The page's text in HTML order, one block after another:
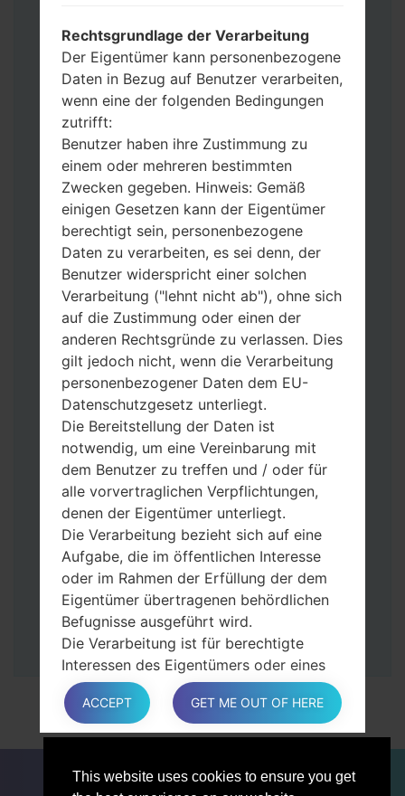
This website uses cookies to ensure you get
Wenn Sie das Telefon flashen und auf die
Werkseinstellungen zurücksetzen
möchten, wählen Sie CSC_***, in einem
anderen Fall wählen Sie HOME_CSC_***
um Ihre Daten zu speichern.
Jetzt schalten Sie das Gerät aus und
aktivieren Sie Download-Modus. Alle
Methoden, wie es geht:
Halten Sie die Power-, Lautstärke- und
Bixbi- Tasten gedrückt.
Halten Sie Lauter- und Leiser-Tasten
gedrückt. Schließen Sie das Telefon mit
einem USB-Kabel an den PC an.
Halten Sie die Power-, Lauter- und
Home-Tasten gedrückt.
Schließen Sie das USB-Kabel an und
halten Sie die Leiser- und Bixbi-Tasten
gedrückt.
Halten Sie die Power- und Lauter-
Tasten gedrückt.
Dann schließen Sie das Telefon an den PC
an, das Programm Odin erkennt Ihr Gerät
und „COM port number“ wird auf dem
Bildschirm angezeigt.
Geben Sie nur die „F. Reset”-Zeit und
„Auto-Rebot“ an.
Zum Schluss klicken Sie „Start“-Taste auf.
Ihr Gerät wird neu gestartet und von PC
getrennt.
Rechtsgrundlage der Verarbeitung
Der Eigentümer kann personenbezogene
Daten in Bezug auf Benutzer verarbeiten,
wenn eine der folgenden Bedingungen
zutrifft:
Benutzer haben ihre Zustimmung zu
einem oder mehreren bestimmten
Zwecken gegeben. Hinweis: Gemäß
einigen Gesetzen kann der Eigentümer
berechtigt sein, personenbezogene
Daten zu verarbeiten, es sei denn, der
Benutzer widerspricht einer solchen
Verarbeitung ("lehnt nicht ab"), ohne sich
auf die Zustimmung oder einen der
anderen Rechtsgründe zu verlassen. Dies
gilt jedoch nicht, wenn die Verarbeitung
personenbezogener Daten dem EU-
Datenschutzgesetz unterliegt.
Die Bereitstellung der Daten ist
notwendig, um eine Vereinbarung mit
dem Benutzer zu treffen und / oder für
alle vorvertraglichen Verpflichtungen,
denen der Eigentümer unterliegt.
Die Verarbeitung bezieht sich auf eine
Aufgabe, die im öffentlichen Interesse
oder im Rahmen der Erfüllung der dem
Eigentümer übertragenen behördlichen
Befugnisse ausgeführt wird.
Die Verarbeitung ist für berechtigte
Interessen des Eigentümers oder eines
Dritten erforderlich.
In jedem Fall hilft der Eigentümer gerne
bei der Erläuterung des für die
Rahmens und insbesondere, ob die
ACCEPT GET ME OUT OF HERE